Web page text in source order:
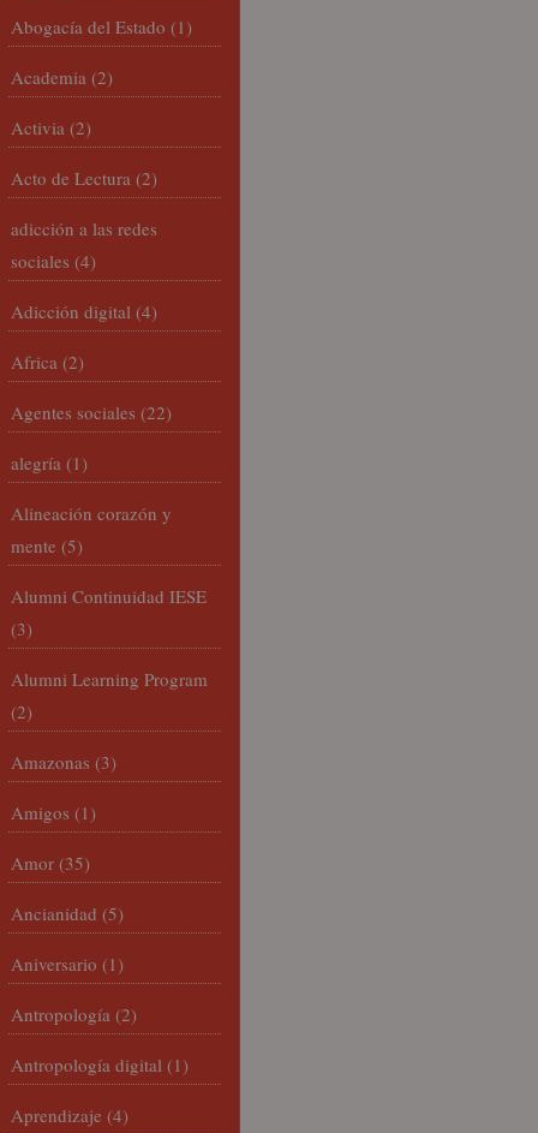
Abogacía del Estado (1)
Academia (2)
Activia (2)
Acto de Lectura (2)
adicción a las redes
sociales (4)
Adicción digital (4)
Africa (2)
Agentes sociales (22)
alegría (1)
Alineación corazón y
mente (5)
Alumni Continuidad IESE
(3)
Alumni Learning Program
(2)
Amazonas (3)
Amigos (1)
Amor (35)
Ancianidad (5)
Aniversario (1)
Antropología (2)
Antropología digital (1)
Aprendizaje (4)